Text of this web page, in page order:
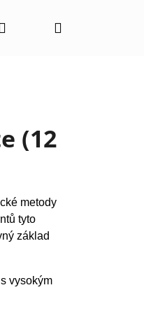
PřihlášeníNákupní
(12
metody
tyto
základ
vysokým
Následující